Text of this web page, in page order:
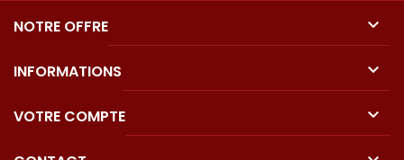
NOTRE OFFRE 
INFORMATIONS 
VOTRE COMPTE 